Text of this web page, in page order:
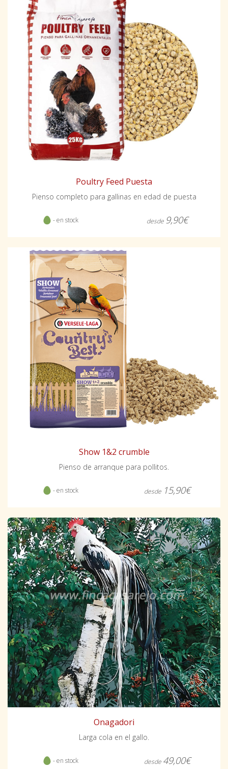
Poultry Feed Puesta
Pienso completo para gallinas en edad de puesta
- en stock desde 9,90€
Show 1&2 crumble
Pienso de arranque para pollitos.
- en stock desde 15,90€
Onagadori
Larga cola en el gallo.
- en stock desde 49,00€